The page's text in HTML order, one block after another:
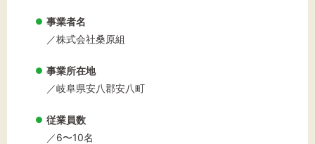
事業者名
／株式会社桑原組
事業所在地
／岐阜県安八郡安八町
従業員数
／6〜10名